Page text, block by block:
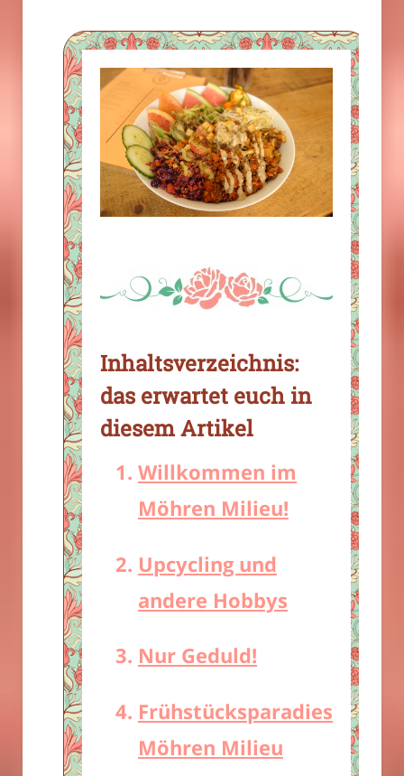
Inhaltsverzeichnis:
das erwartet euch in
diesem Artikel
Willkommen im
Möhren Milieu!
Upcycling und
andere Hobbys
Nur Geduld!
Frühstücksparadies
Möhren Milieu